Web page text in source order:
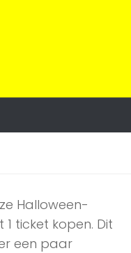
Halloween-
ticket kopen. Dit
een paar